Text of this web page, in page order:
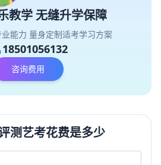
教学 无缝升学保障
能力 量身定制适考学习方案
18501056132
咨询费用
测艺考花费是多少